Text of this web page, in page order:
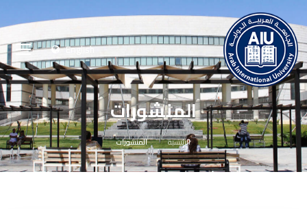
English
المنشورات
الرئيسية المنشورات